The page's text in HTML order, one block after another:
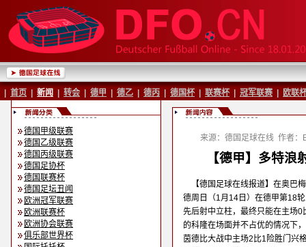
首页 新闻 转会 德甲 德乙 德丙 德国杯 联赛杯 冠军联赛 欧联
德国甲级联赛
德国乙级联赛
德国丙级联赛
德国足协杯
德国联赛杯
德国足坛丑闻
欧洲冠军联赛
欧洲联赛杯
欧洲协会联赛
俱乐部世界杯
来源：德国足球在线 作者：
【德甲】多特浪
【德国足球在线报道】在奥巴
德周日（1月14日）在德甲第18
先后射中立柱，最终只能在主场
的科隆在场面并不占优的情况下
茵德比大战中主场2比1险胜门兴